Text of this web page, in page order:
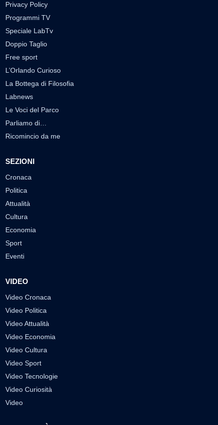
Privacy Policy
Programmi TV
Speciale LabTv
Doppio Taglio
Free sport
L’Orlando Curioso
La Bottega di Filosofia
Labnews
Le Voci del Parco
Parliamo di…
Ricomincio da me
SEZIONI
Cronaca
Politica
Attualità
Cultura
Economia
Sport
Eventi
VIDEO
Video Cronaca
Video Politica
Video Attualità
Video Economia
Video Cultura
Video Sport
Video Tecnologie
Video Curiosità
Video